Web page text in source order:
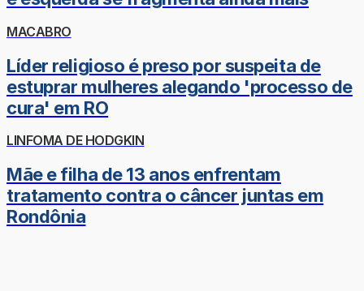
MACABRO
Líder religioso é preso por suspeita de
estuprar mulheres alegando 'processo de
cura' em RO
LINFOMA DE HODGKIN
Mãe e filha de 13 anos enfrentam
tratamento contra o câncer juntas em
Rondônia